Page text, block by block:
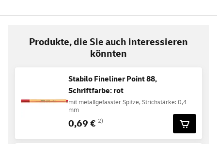
Produkte, die Sie auch interessieren
könnten
Stabilo Fineliner Point 88,
Schriftfarbe: rot
mit metallgefasster Spitze, Strichstärke: 0,4
mm
0,69 € 2)